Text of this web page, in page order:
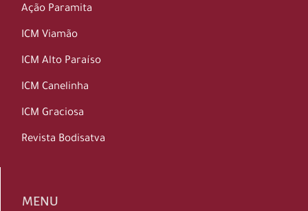
Ação Paramita
ICM Viamão
ICM Alto Paraíso
ICM Canelinha
ICM Graciosa
Revista Bodisatva
MENU